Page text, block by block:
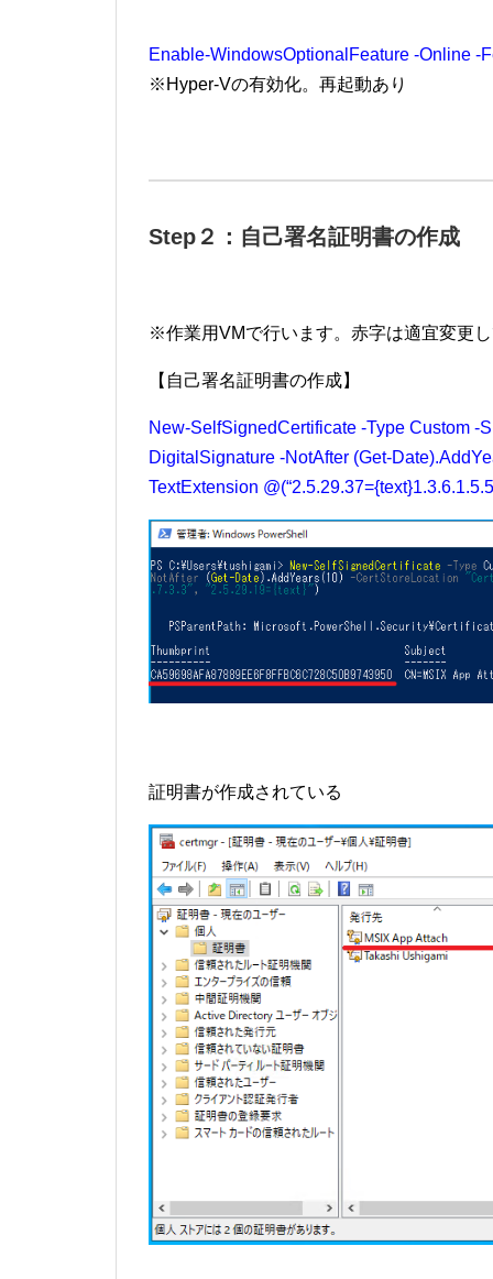
Enable-WindowsOptionalFeature -Online -
※Hyper-Vの有効化。再起動あり
Step２：自己署名証明書の作成
※作業用VMで行います。赤字は適宜変更
【自己署名証明書の作成】
New-SelfSignedCertificate -Type Custom -
DigitalSignature -NotAfter (Get-
TextExtension
証明書が作成されている